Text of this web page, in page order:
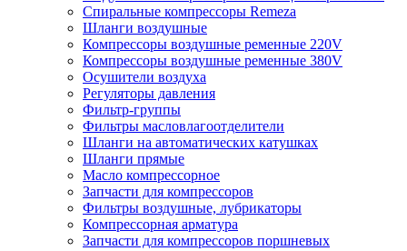
Спиральные компрессоры Remeza
Шланги воздушные
Компрессоры воздушные ременные 220V
Компрессоры воздушные ременные 380V
Осушители воздуха
Регуляторы давления
Фильтр-группы
Фильтры масловлагоотделители
Шланги на автоматических катушках
Шланги прямые
Масло компрессорное
Запчасти для компрессоров
Фильтры воздушные, лубрикаторы
Компрессорная арматура
Запчасти для компрессоров поршневых